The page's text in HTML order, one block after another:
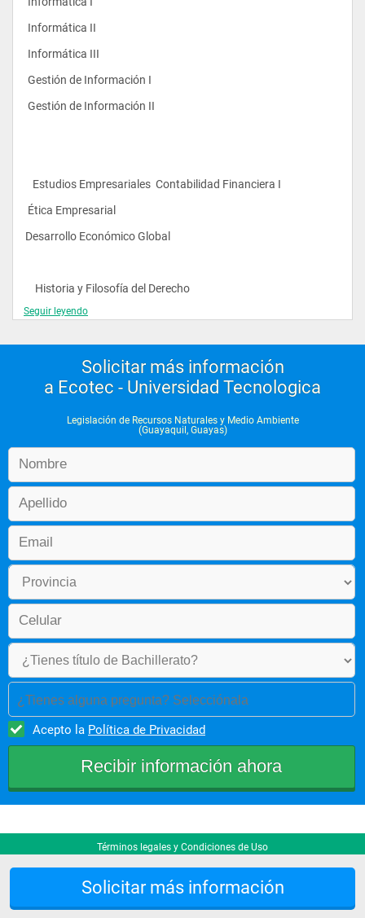
Solicitar más información
área pública o privada, en procesos escritos y orales, en las
diversas áreas en donde sean requeridos como civil, penal,
laboral, tributaria, comercial, entre otros.
Informática II
Informática III
Gestión de Información I
Gestión de Información II
   Estudios Empresariales  Contabilidad Financiera I
Ética Empresarial
Desarrollo Económico Global
    Historia y Filosofía del Derecho
Ciencias Políticas
Oratoria Forense
Seguir leyendo
Solicitar más información
a Ecotec - Universidad Tecnologica
Legislación de Recursos Naturales y Medio Ambiente
(Guayaquil, Guayas)
¿Tienes alguna pregunta? Selecciónala
Acepto la Política de Privacidad
Términos legales y Condiciones de Uso